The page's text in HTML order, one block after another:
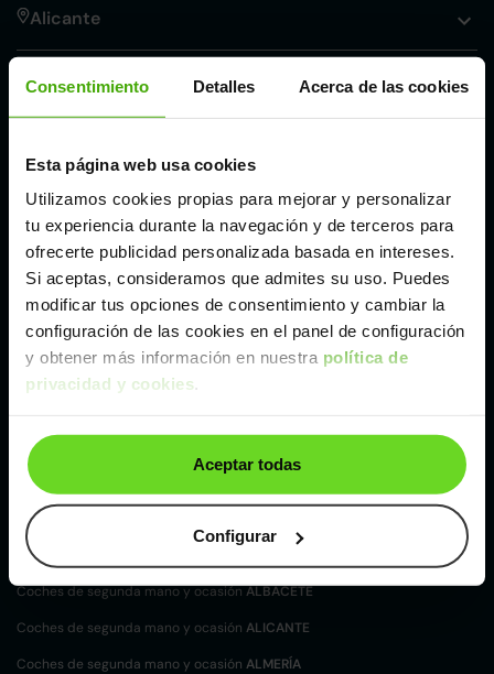
Consentimiento Detalles Acerca de las cookies
Esta página web usa cookies
Utilizamos cookies propias para mejorar y personalizar
tu experiencia durante la navegación y de terceros para
ofrecerte publicidad personalizada basada en intereses.
Si aceptas, consideramos que admites su uso. Puedes
modificar tus opciones de consentimiento y cambiar la
configuración de las cookies en el panel de configuración
y obtener más información en nuestra política de
privacidad y cookies.
Aceptar todas
Configurar
Alicante
Córdoba
Madrid
Málaga
Valencia
Zaragoza
Ver Renault Talisman de segunda mano y ocasión
Renault Talisman de segunda mano y ocasión
Coches de segunda mano y ocasión por
localización
Coches de segunda mano y ocasiónALBACETE
Coches de segunda mano y ocasión ALICANTE
Coches de segunda mano y ocasión ALMERÍA